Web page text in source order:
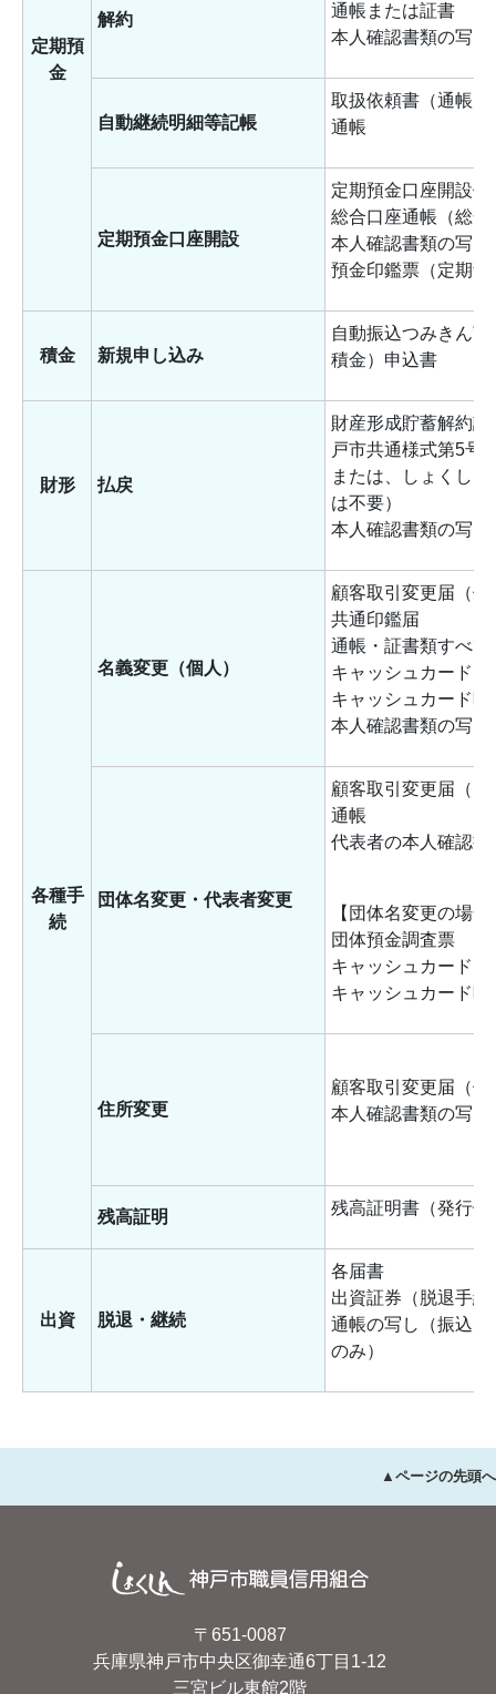
定期預
金
解約
通帳または証書
本人確認書類の写し
自動継続明細等記帳
取扱依頼書（通帳用
通帳
定期預金口座開設
定期預金口座開設依
総合口座通帳（総合
本人確認書類の写し
預金印鑑票（定期
積金 新規申し込み
自動振込つみきん”
積金）申込書
財形 払戻
財産形成貯蓄解約
戸市共通様式第5号
または、しょくし
は不要）
本人確認書類の写し
各種手
続
名義変更（個人）
顧客取引変更届（個
共通印鑑届
通帳・証書類すべて
キャッシュカード
キャッシュカード暗
本人確認書類の写し
団体名変更・代表者変更
顧客取引変更届（
通帳
代表者の本人確認書
【団体名変更の場合
団体預金調査票
キャッシュカード
キャッシュカード暗
住所変更
顧客取引変更届（個
本人確認書類の写し
残高証明 残高証明書（発行依
出資 脱退・継続
各届書
出資証券（脱退手続
通帳の写し（振込
のみ）
▲ページの先頭へ
〒651-0087
兵庫県神戸市中央区御幸通6丁目1-12
三宮ビル東館2階